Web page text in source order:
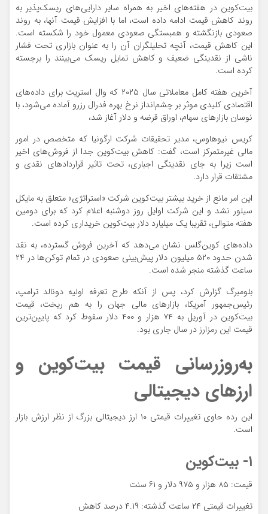
بیت‌کوین در هفته‌های اخیر به همراه سایر دارایی‌های ریسک‌پذیر به
روند کاهش قیمت ادامه داده است، اما با افزایش قیمت آنها، به روند
صعودی بازنگشته و همبستگی صعودی معمول خود را شکسته است.
این کاهش قیمت، آنچه تحلیلگران آن را به عنوان بازاری تحت فشار
ناشی از نقدینگی ضعیف و کاهش تمایل ریسک می‌بینند را برجسته
کرده است.
آخرین هفته کامل معاملاتی سال ۲۰۲۵ که وال استریت برای داده‌های
اقتصادی کلیدی موثر بر چشم‌انداز نرخ بهره فدرال رزرو آماده می‌شود، با
نوسان بازارهای سهام، اوراق قرضه و دلار آغاز شد،
کریس نیوهاوس، مدیر تحقیقات شرکت ارگونیا که متخصص در امور
مالی غیرمتمرکز است، گفت: کاهش بیت‌کوین جدا از فروش‌های اخیر
است زیرا به جای نقدینگی اجباری، تحت تاثیر قراردادهای نقدی و
مشتقات قرار دارد.
این امر مانع از خرید بیشتر بیت‌کوین شرکت «استراتژی» متعلق به مایکل
سیلور نشد و این شرکت اوایل روز دوشنبه اعلام کرد که برای دومین
هفته متوالی، تقریبا یک میلیارد دلار بیت‌کوین خریداری کرده است.
داده‌های کوین‌گلس نشان می‌دهد که آخرین فروش گسترده، به نقد
شدن حدود ۵۲۰ میلیون دلار پیش‌بینی صعودی در تمام توکن‌ها در ۲۴
ساعت گذشته منجر شده است.
بلومبرگ گزارش کرد، پس از آنکه طرح تعرفه اولیه دونالد ترامپ،
رئیس‌جمهور آمریکا، بازارهای مالی جهان را به هم ریخت، قیمت
بیت‌کوین در آوریل به ۷۴ هزار و ۴۰۰ دلار سقوط کرد که پایین‌ترین
قیمت این رمزارز در سال جاری بود.
به‌روزرسانی قیمت بیت‌کوین و
ارزهای دیجیتالی
این رده حاوی تغییرات قیمتی ۱۰ ارز دیجیتالی بزرگ از نظر ارزش بازار
است.
۱- بیت‌کوین
قیمت: ۸۵ هزار و ۹۷۵ دلار و ۶۱ سنت
تغییرات قیمتی ۲۴ ساعت گذشته: ۴.۱۹ درصد کاهش